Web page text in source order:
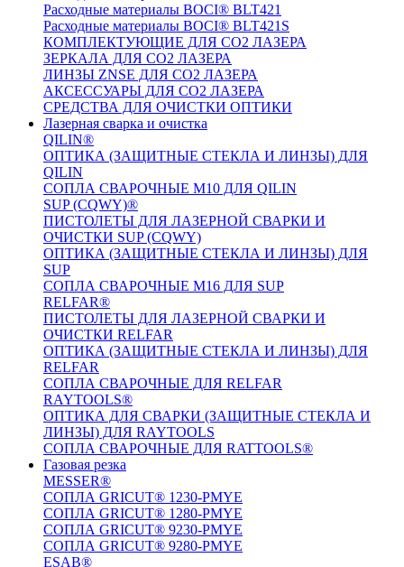
Расходные материалы BOCI® BLT421
Расходные материалы BOCI® BLT421S
КОМПЛЕКТУЮЩИЕ ДЛЯ CO2 ЛАЗЕРА
ЗЕРКАЛА ДЛЯ CO2 ЛАЗЕРА
ЛИНЗЫ ZNSE ДЛЯ CO2 ЛАЗЕРА
АКСЕССУАРЫ ДЛЯ CO2 ЛАЗЕРА
СРЕДСТВА ДЛЯ ОЧИСТКИ ОПТИКИ
Лазерная сварка и очистка
QILIN®
ОПТИКА (ЗАЩИТНЫЕ СТЕКЛА И ЛИНЗЫ) ДЛЯ
QILIN
СОПЛА СВАРОЧНЫЕ M10 ДЛЯ QILIN
SUP (CQWY)®
ПИСТОЛЕТЫ ДЛЯ ЛАЗЕРНОЙ СВАРКИ И
ОЧИСТКИ SUP (CQWY)
ОПТИКА (ЗАЩИТНЫЕ СТЕКЛА И ЛИНЗЫ) ДЛЯ
SUP
СОПЛА СВАРОЧНЫЕ M16 ДЛЯ SUP
RELFAR®
ПИСТОЛЕТЫ ДЛЯ ЛАЗЕРНОЙ СВАРКИ И
ОЧИСТКИ RELFAR
ОПТИКА (ЗАЩИТНЫЕ СТЕКЛА И ЛИНЗЫ) ДЛЯ
RELFAR
СОПЛА СВАРОЧНЫЕ ДЛЯ RELFAR
RAYTOOLS®
ОПТИКА ДЛЯ СВАРКИ (ЗАЩИТНЫЕ СТЕКЛА И
ЛИНЗЫ) ДЛЯ RAYTOOLS
СОПЛА СВАРОЧНЫЕ ДЛЯ RATTOOLS®
Газовая резка
MESSER®
СОПЛА GRICUT® 1230-PMYE
СОПЛА GRICUT® 1280-PMYE
СОПЛА GRICUT® 9230-PMYE
СОПЛА GRICUT® 9280-PMYE
ESAB®